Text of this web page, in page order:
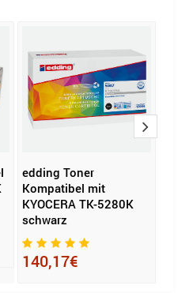
edding Toner
Kompatibel mit
KYOCERA TK-5280K
schwarz
140,17€